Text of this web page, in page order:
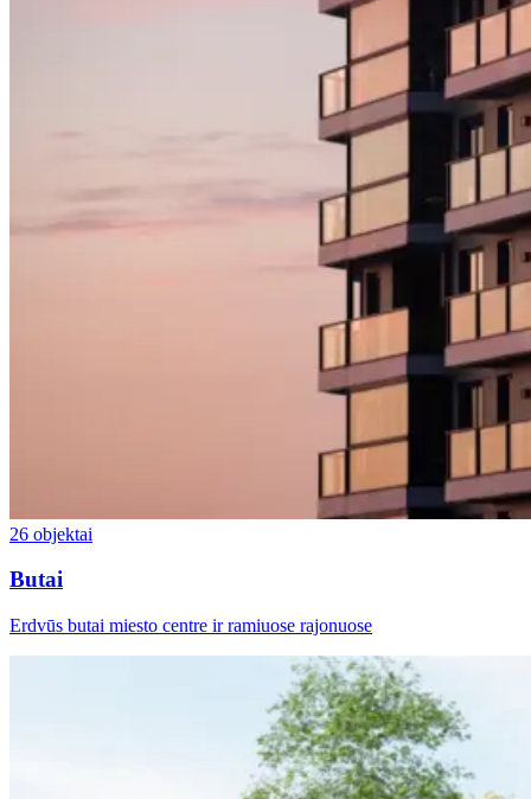
26 objektai
Butai
Erdvūs butai miesto centre ir ramiuose rajonuose